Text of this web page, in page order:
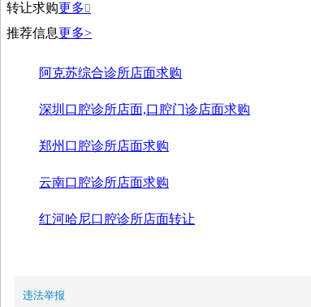
转让求购更多 
推荐信息更多>
阿克苏综合诊所店面求购
深圳口腔诊所店面,口腔门诊店面求购
郑州口腔诊所店面求购
云南口腔诊所店面求购
红河哈尼口腔诊所店面转让
违法举报